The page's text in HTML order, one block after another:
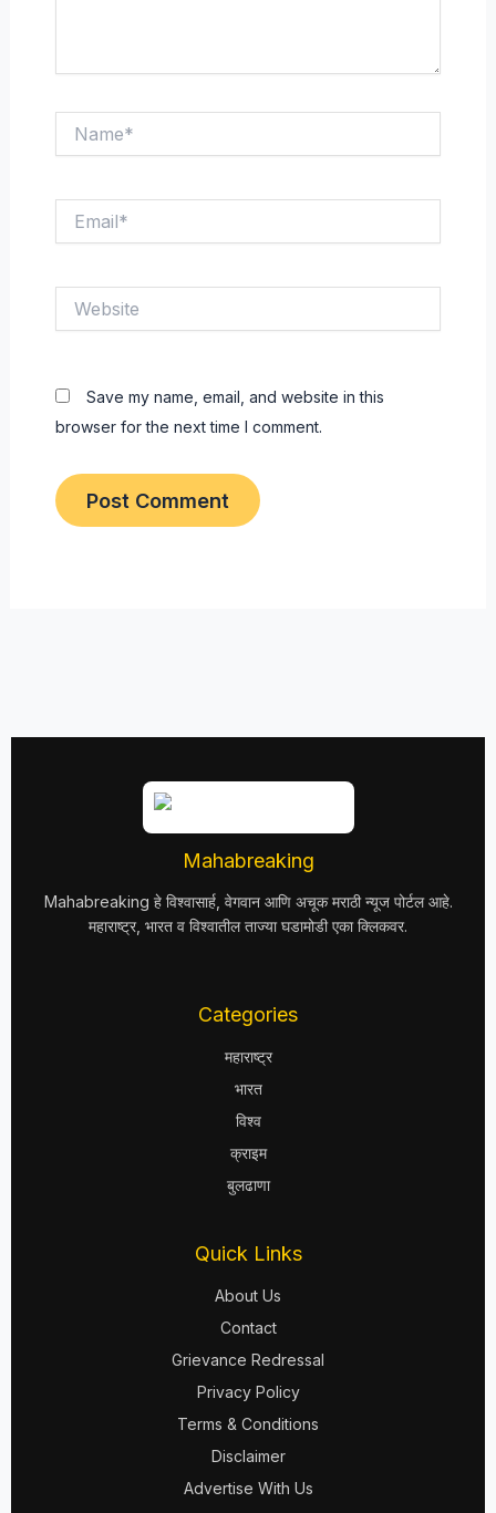
Save my name, email, and website in this
browser for the next time I comment.
Mahabreaking
Mahabreaking हे विश्वासार्ह, वेगवान आणि अचूक मराठी न्यूज पोर्टल आहे.
महाराष्ट्र, भारत व विश्वातील ताज्या घडामोडी एका क्लिकवर.
Categories
महाराष्ट्र
भारत
विश्व
क्राइम
बुलढाणा
Quick Links
About Us
Contact
Grievance Redressal
Privacy Policy
Terms & Conditions
Disclaimer
Advertise With Us